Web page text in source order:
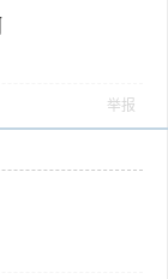
举报